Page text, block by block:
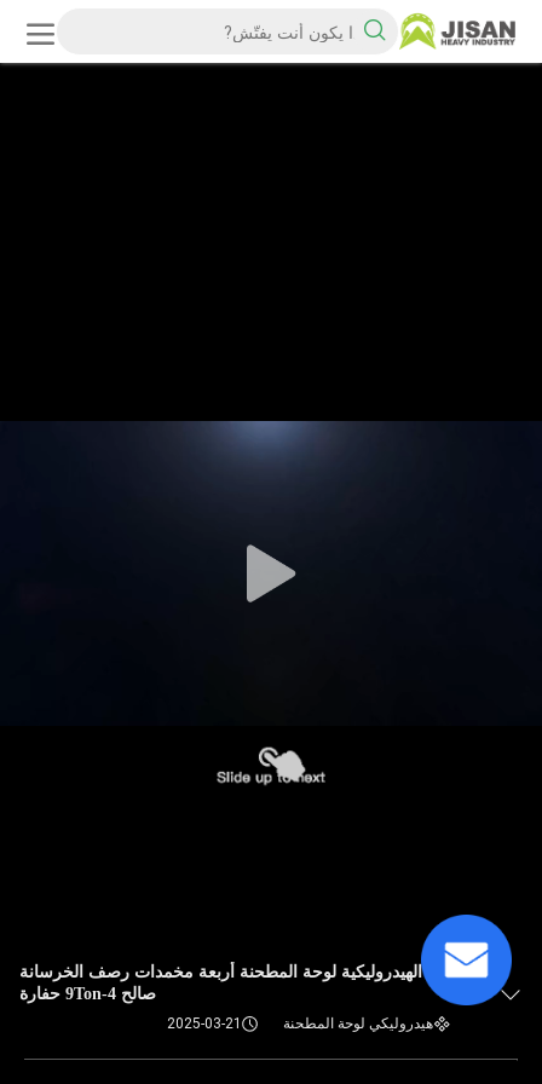
كوبوتا الهيدروليكية لوحة المطحنة أربعة مخمدات رصف الخرسانة
صالح 4-9Ton حفارة
هيدروليكي لوحة المطحنة 2025-03-21